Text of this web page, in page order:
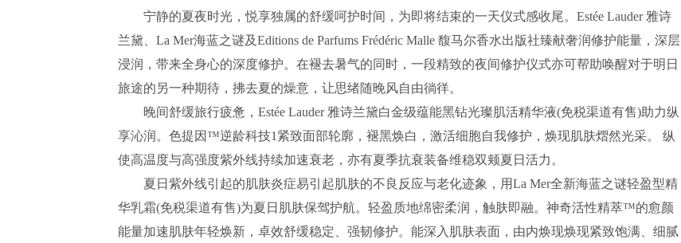
宁静的夏夜时光，悦享独属的舒缓呵护时间，为即将结束的一天仪式感收尾。Estée Lauder 雅诗
兰黛、La Mer海蓝之谜及Editions de Parfums Frédéric Malle 馥马尔香水出版社臻献奢润修护能量，深层
浸润，带来全身心的深度修护。在褪去暑气的同时，一段精致的夜间修护仪式亦可帮助唤醒对于明日
旅途的另一种期待，拂去夏的燥意，让思绪随晚风自由徜徉。
晚间舒缓旅行疲惫，Estée Lauder 雅诗兰黛白金级蕴能黑钻光璨肌活精华液(免税渠道有售)助力纵
享沁润。色提因™逆龄科技1紧致面部轮廓，褪黑焕白，激活细胞自我修护，焕现肌肤熠然光采。 纵
使高温度与高强度紫外线持续加速衰老，亦有夏季抗衰装备维稳双颊夏日活力。
夏日紫外线引起的肌肤炎症易引起肌肤的不良反应与老化迹象，用La Mer全新海蓝之谜轻盈型精
华乳霜(免税渠道有售)为夏日肌肤保驾护航。轻盈质地绵密柔润，触肤即融。神奇活性精萃™的愈颜
能量加速肌肤年轻焕新，卓效舒缓稳定、强韧修护。能深入肌肤表面，由内焕现焕现紧致饱满、细腻